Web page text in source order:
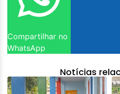
Compartilhar no
WhatsApp
Notícias